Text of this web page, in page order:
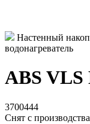
Настенный
водонагреватель
ABS VLS
3700444
Снят с производства